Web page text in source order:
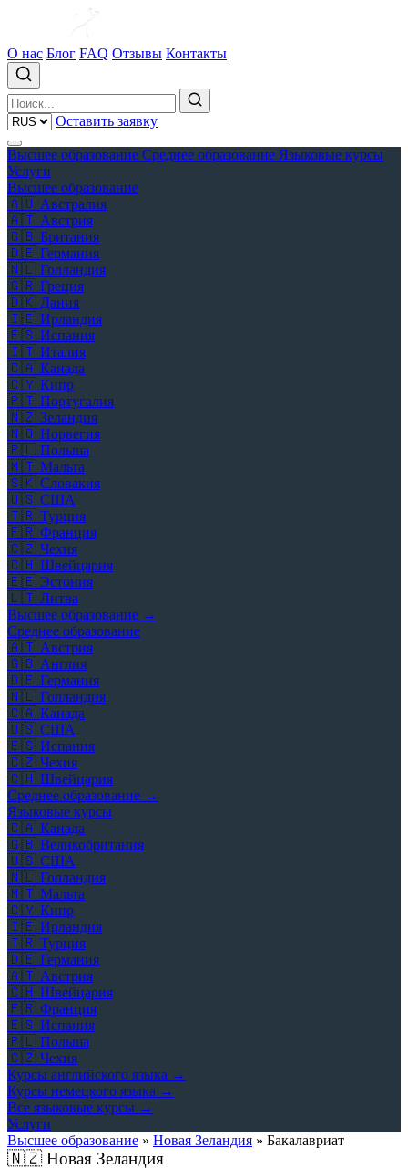
О нас Блог FAQ Отзывы Контакты
Оставить заявку
Высшее образование Среднее образование Языковые курсы
Услуги
Высшее образование
🇦🇺 Австралия
🇦🇹 Австрия
🇬🇧 Британия
🇩🇪 Германия
🇳🇱 Голландия
🇬🇷 Греция
🇩🇰 Дания
🇮🇪 Ирландия
🇪🇸 Испания
🇮🇹 Италия
🇨🇦 Канада
🇨🇾 Кипр
🇵🇹 Португалия
🇳🇿 Зеландия
🇳🇴 Норвегия
🇵🇱 Польша
🇲🇹 Мальта
🇸🇰 Словакия
🇺🇸 США
🇹🇷 Турция
🇫🇷 Франция
🇨🇿 Чехия
🇨🇭 Швейцария
🇪🇪 Эстония
🇱🇹 Литва
Высшее образование →
Среднее образование
🇦🇹 Австрия
🇬🇧 Англия
🇩🇪 Германия
🇳🇱 Голландия
🇨🇦 Канада
🇺🇸 США
🇪🇸 Испания
🇨🇿 Чехия
🇨🇭 Швейцария
Среднее образование →
Языковые курсы
🇨🇦 Канада
🇬🇧 Великобритания
🇺🇸 США
🇳🇱 Голландия
🇲🇹 Мальта
🇨🇾 Кипр
🇮🇪 Ирландия
🇹🇷 Турция
🇩🇪 Германия
🇦🇹 Австрия
🇨🇭 Швейцария
🇫🇷 Франция
🇪🇸 Испания
🇵🇱 Польша
🇨🇿 Чехия
Курсы английского языка →
Курсы немецкого языка →
Все языковые курсы →
Услуги
Высшее образование » Новая Зеландия » Бакалавриат
🇳🇿Новая Зеландия